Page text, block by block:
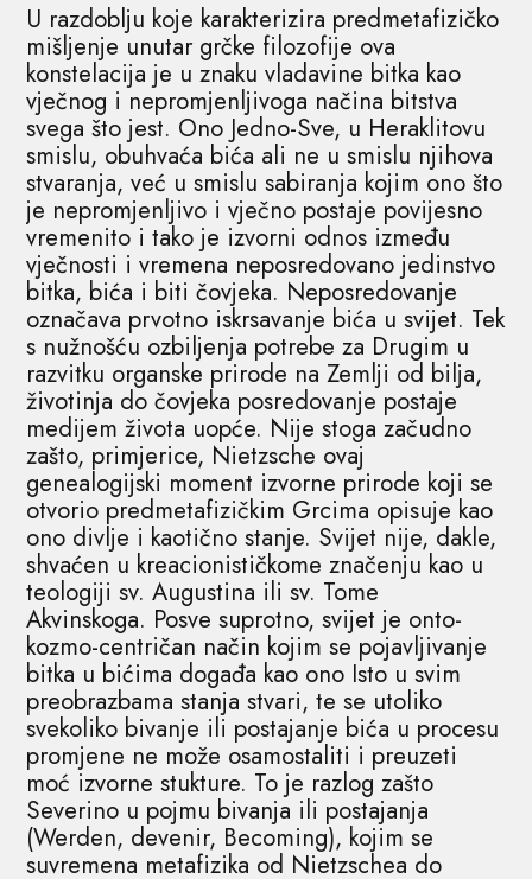
U razdoblju koje karakterizira predmetafizičko
mišljenje unutar grčke filozofije ova
konstelacija je u znaku vladavine bitka kao
vječnog i nepromjenljivoga načina bitstva
svega što jest. Ono Jedno-Sve, u Heraklitovu
smislu, obuhvaća bića ali ne u smislu njihova
stvaranja, već u smislu sabiranja kojim ono što
je nepromjenljivo i vječno postaje povijesno
vremenito i tako je izvorni odnos između
vječnosti i vremena neposredovano jedinstvo
bitka, bića i biti čovjeka. Neposredovanje
označava prvotno iskrsavanje bića u svijet. Tek
s nužnošću ozbiljenja potrebe za Drugim u
razvitku organske prirode na Zemlji od bilja,
životinja do čovjeka posredovanje postaje
medijem života uopće. Nije stoga začudno
zašto, primjerice, Nietzsche ovaj
genealogijski moment izvorne prirode koji se
otvorio predmetafizičkim Grcima opisuje kao
ono divlje i kaotično stanje. Svijet nije, dakle,
shvaćen u kreacionističkome značenju kao u
teologiji sv. Augustina ili sv. Tome
Akvinskoga. Posve suprotno, svijet je onto-
kozmo-centričan način kojim se pojavljivanje
bitka u bićima događa kao ono Isto u svim
preobrazbama stanja stvari, te se utoliko
svekoliko bivanje ili postajanje bića u procesu
promjene ne može osamostaliti i preuzeti
moć izvorne stukture. To je razlog zašto
Severino u pojmu bivanja ili postajanja
(Werden, devenir, Becoming), kojim se
suvremena metafizika od Nietzschea do